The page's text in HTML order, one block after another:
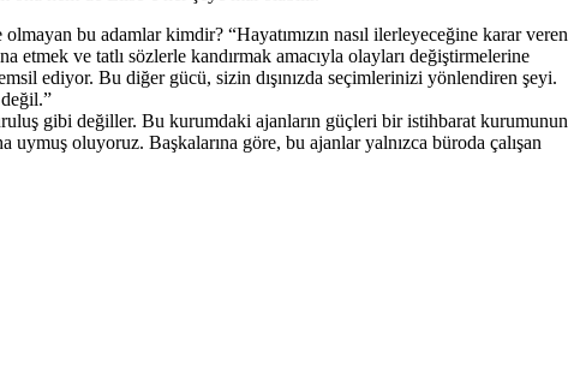
bu adamlar kimdir? “Hayatımızın nasıl ilerleyeceğine karar veren
ve tatlı sözlerle kandırmak amacıyla olayları değiştirmelerine
ediyor. Bu diğer gücü, sizin dışınızda seçimlerinizi yönlendiren şeyi.
gibi değiller. Bu kurumdaki ajanların güçleri bir istihbarat kurumunun
oluyoruz. Başkalarına göre, bu ajanlar yalnızca büroda çalışan